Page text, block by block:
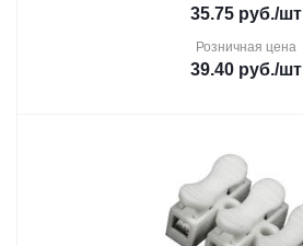
35.75 руб./шт
Розничная цена
39.40 руб./шт